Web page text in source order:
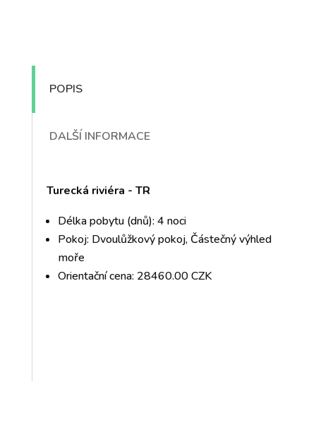
POPIS
DALŠÍ INFORMACE
Turecká riviéra - TR
Délka pobytu (dnů): 4 noci
Pokoj: Dvoulůžkový pokoj, Částečný výhled
moře
Orientační cena: 28460.00 CZK